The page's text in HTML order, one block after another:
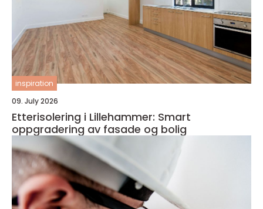
inspiration
09. July 2026
Etterisolering i Lillehammer: Smart
oppgradering av fasade og bolig